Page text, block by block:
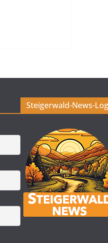
Steigerwald-News-